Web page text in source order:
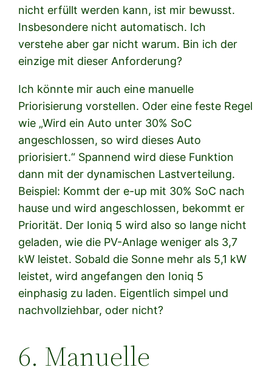
nicht erfüllt werden kann, ist mir bewusst.
Insbesondere nicht automatisch. Ich
verstehe aber gar nicht warum. Bin ich der
einzige mit dieser Anforderung?
Ich könnte mir auch eine manuelle
Priorisierung vorstellen. Oder eine feste Regel
wie „Wird ein Auto unter 30% SoC
angeschlossen, so wird dieses Auto
priorisiert.“ Spannend wird diese Funktion
dann mit der dynamischen Lastverteilung.
Beispiel: Kommt der e-up mit 30% SoC nach
hause und wird angeschlossen, bekommt er
Priorität. Der Ioniq 5 wird also so lange nicht
geladen, wie die PV-Anlage weniger als 3,7
kW leistet. Sobald die Sonne mehr als 5,1 kW
leistet, wird angefangen den Ioniq 5
einphasig zu laden. Eigentlich simpel und
nachvollziehbar, oder nicht?
6. Manuelle